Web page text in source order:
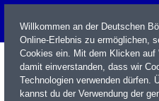
Willkommen an der Deutschen
Online-Erlebnis zu ermöglichen,
Cookies ein. Mit dem Klicken
damit einverstanden, dass wir
Technologien verwenden dürfen.
kannst du der Verwendung der